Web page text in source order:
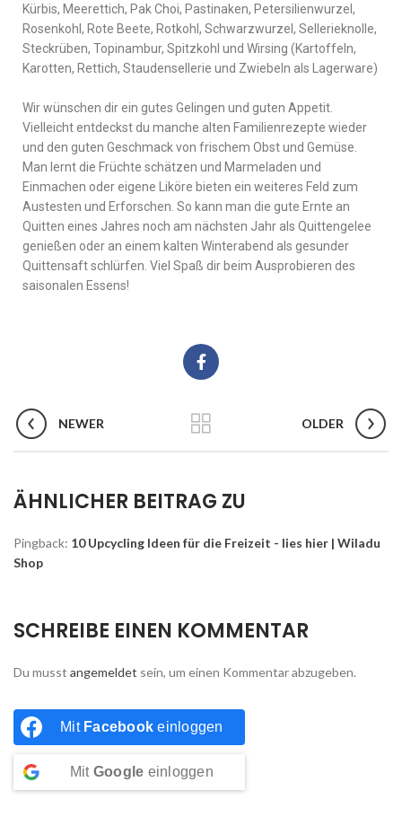
Kürbis, Meerettich, Pak Choi, Pastinaken, Petersilienwurzel,
Rosenkohl, Rote Beete, Rotkohl, Schwarzwurzel, Sellerieknolle,
Steckrüben, Topinambur, Spitzkohl und Wirsing (Kartoffeln,
Karotten, Rettich, Staudensellerie und Zwiebeln als Lagerware)
Wir wünschen dir ein gutes Gelingen und guten Appetit.
Vielleicht entdeckst du manche alten Familienrezepte wieder
und den guten Geschmack von frischem Obst und Gemüse.
Man lernt die Früchte schätzen und Marmeladen und
Einmachen oder eigene Liköre bieten ein weiteres Feld zum
Austesten und Erforschen. So kann man die gute Ernte an
Quitten eines Jahres noch am nächsten Jahr als Quittengelee
genießen oder an einem kalten Winterabend als gesunder
Quittensaft schlürfen. Viel Spaß dir beim Ausprobieren des
saisonalen Essens!
NEWER OLDER
ÄHNLICHER BEITRAG ZU
Pingback: 10 Upcycling Ideen für die Freizeit - lies hier | Wiladu
Shop
SCHREIBE EINEN KOMMENTAR
Du musst angemeldet sein, um einen Kommentar abzugeben.
Mit Facebook einloggen
Mit Google einloggen